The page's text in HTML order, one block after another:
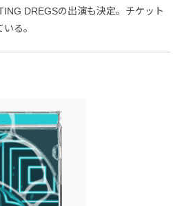
DREGSの出演も決定。チケット
る。